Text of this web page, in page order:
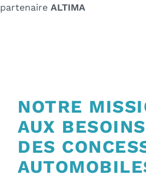
partenaire ALTIMA
NOTRE
AUX
DES